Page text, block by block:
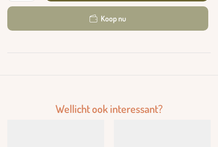
Koop nu
Wellicht ook interessant?